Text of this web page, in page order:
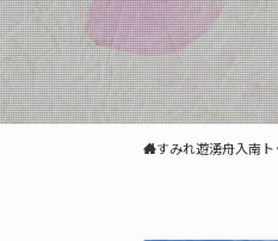
すみれ遊湧舟入南ト